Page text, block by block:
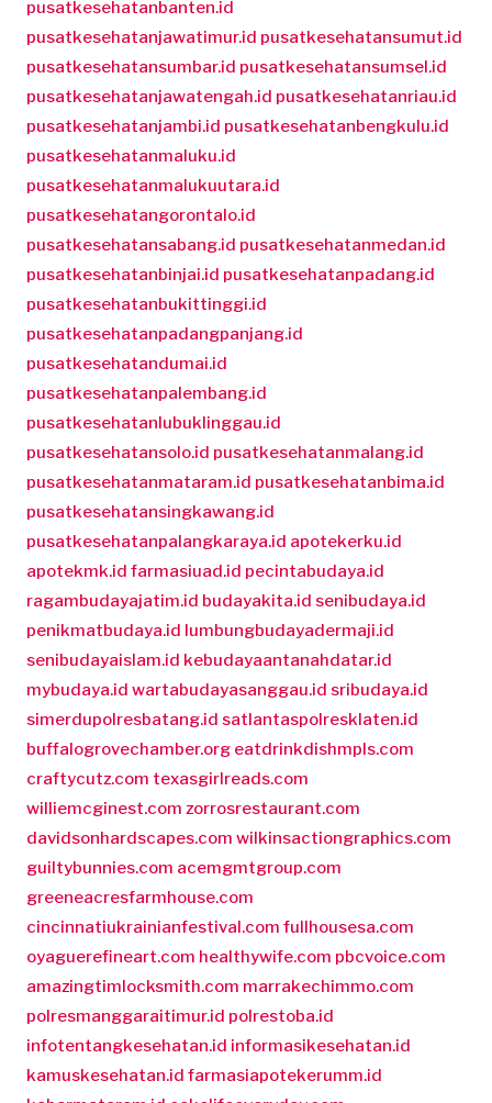
pusatkesehatanbanten.id
pusatkesehatanjawatimur.id pusatkesehatansumut.id
pusatkesehatansumbar.id pusatkesehatansumsel.id
pusatkesehatanjawatengah.id pusatkesehatanriau.id
pusatkesehatanjambi.id pusatkesehatanbengkulu.id
pusatkesehatanmaluku.id
pusatkesehatanmalukuutara.id
pusatkesehatangorontalo.id
pusatkesehatansabang.id pusatkesehatanmedan.id
pusatkesehatanbinjai.id pusatkesehatanpadang.id
pusatkesehatanbukittinggi.id
pusatkesehatanpadangpanjang.id
pusatkesehatandumai.id
pusatkesehatanpalembang.id
pusatkesehatanlubuklinggau.id
pusatkesehatansolo.id pusatkesehatanmalang.id
pusatkesehatanmataram.id pusatkesehatanbima.id
pusatkesehatansingkawang.id
pusatkesehatanpalangkaraya.id apotekerku.id
apotekmk.id farmasiuad.id pecintabudaya.id
ragambudayajatim.id budayakita.id senibudaya.id
penikmatbudaya.id lumbungbudayadermaji.id
senibudayaislam.id kebudayaantanahdatar.id
mybudaya.id wartabudayasanggau.id sribudaya.id
simerdupolresbatang.id satlantaspolresklaten.id
buffalogrovechamber.org eatdrinkdishmpls.com
craftycutz.com texasgirlreads.com
williemcginest.com zorrosrestaurant.com
davidsonhardscapes.com wilkinsactiongraphics.com
guiltybunnies.com acemgmtgroup.com
greeneacresfarmhouse.com
cincinnatiukrainianfestival.com fullhousesa.com
oyaguerefineart.com healthywife.com pbcvoice.com
amazingtimlocksmith.com marrakechimmo.com
polresmanggaraitimur.id polrestoba.id
infotentangkesehatan.id informasikesehatan.id
kamuskesehatan.id farmasiapotekerumm.id